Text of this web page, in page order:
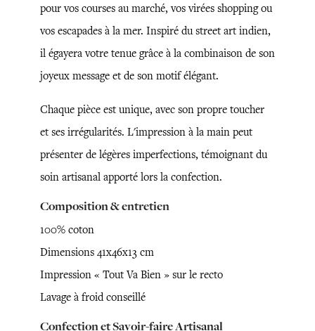
pour vos courses au marché, vos virées shopping ou
vos escapades à la mer. Inspiré du street art indien,
il égayera votre tenue grâce à la combinaison de son
joyeux message et de son motif élégant.
Chaque pièce est unique, avec son propre toucher
et ses irrégularités. L'impression à la main peut
présenter de légères imperfections, témoignant du
soin artisanal apporté lors la confection.
Composition & entretien
100% coton
Dimensions 41x46x13 cm
Impression « Tout Va Bien » sur le recto
Lavage à froid conseillé
Confection et Savoir-faire Artisanal